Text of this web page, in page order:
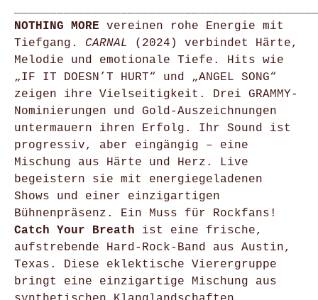
NOTHING MORE vereinen rohe Energie mit
Tiefgang. CARNAL
(2024) verbindet Härte,
Melodie und emotionale Tiefe. Hits wie
„IF IT DOESN’T HURT“ und „ANGEL SONG“
zeigen ihre Vielseitigkeit. Drei GRAMMY-
Nominierungen und Gold-Auszeichnungen
untermauern ihren Erfolg. Ihr Sound ist
progressiv, aber eingängig – eine
Mischung aus Härte und Herz. Live
begeistern sie mit energiegeladenen
Shows und einer einzigartigen
Bühnenpräsenz. Ein Muss für Rockfans!
Catch Your Breath ist eine frische,
aufstrebende Hard-Rock-Band aus Austin,
Texas. Diese eklektische Vierergruppe
bringt eine einzigartige Mischung aus